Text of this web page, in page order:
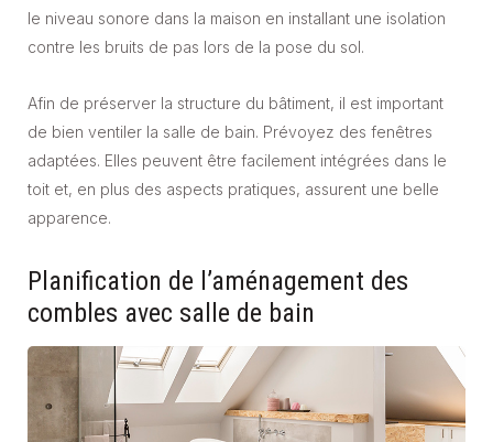
le niveau sonore dans la maison en installant une isolation
contre les bruits de pas lors de la pose du sol.
Afin de préserver la structure du bâtiment, il est important
de bien ventiler la salle de bain. Prévoyez des fenêtres
adaptées. Elles peuvent être facilement intégrées dans le
toit et, en plus des aspects pratiques, assurent une belle
apparence.
Planification de l’aménagement des
combles avec salle de bain